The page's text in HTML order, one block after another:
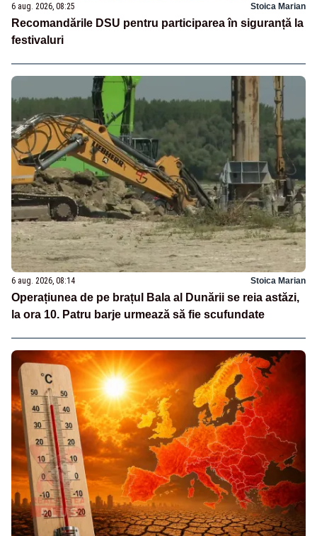
6 aug. 2026, 08:25 Stoica Marian
Recomandările DSU pentru participarea în siguranță la
festivaluri
6 aug. 2026, 08:14 Stoica Marian
Operațiunea de pe brațul Bala al Dunării se reia astăzi,
la ora 10. Patru barje urmează să fie scufundate